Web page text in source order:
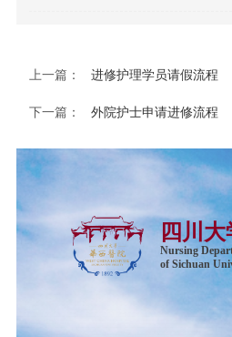
上一篇： 进修护理学员请假流程
下一篇： 外院护士申请进修流程
四川
Nursing
of Sichuan